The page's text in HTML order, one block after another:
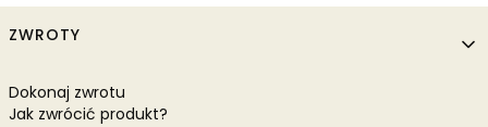
Linki w stopce
ZWROTY
Dokonaj zwrotu
Jak zwrócić produkt?